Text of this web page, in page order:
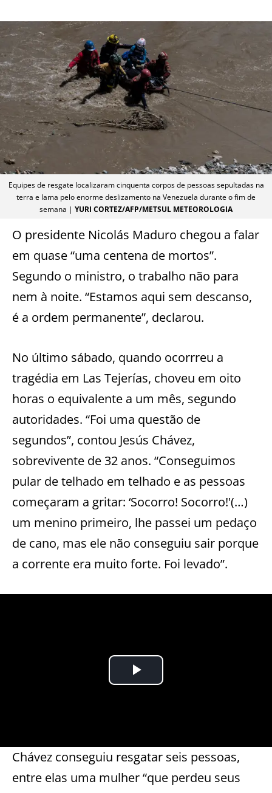
Equipes de resgate localizaram cinquenta corpos de pessoas sepultadas na
terra e lama pelo enorme deslizamento na Venezuela durante o fim de
semana | YURI CORTEZ/AFP/METSUL METEOROLOGIA
O presidente Nicolás Maduro chegou a falar
em quase “uma centena de mortos”.
Segundo o ministro, o trabalho não para
nem à noite. “Estamos aqui sem descanso,
é a ordem permanente”, declarou.
No último sábado, quando ocorrreu a
tragédia em Las Tejerías, choveu em oito
horas o equivalente a um mês, segundo
autoridades. “Foi uma questão de
segundos”, contou Jesús Chávez,
sobrevivente de 32 anos. “Conseguimos
pular de telhado em telhado e as pessoas
começaram a gritar: ‘Socorro! Socorro!'(…)
um menino primeiro, lhe passei um pedaço
de cano, mas ele não conseguiu sair porque
a corrente era muito forte. Foi levado”.
Chávez conseguiu resgatar seis pessoas,
entre elas uma mulher “que perdeu seus